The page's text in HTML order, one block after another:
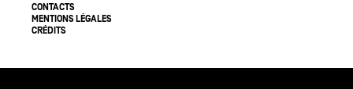
CONTACTS
MENTIONS LÉGALES
CRÉDITS